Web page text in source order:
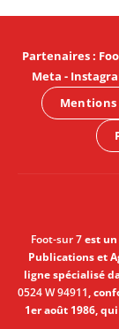
Partenaires:
Meta -
Mentions
Foot-sur 7est un
Publications et
ligne spécialisé
0524 W 94911,
1er août 1986,